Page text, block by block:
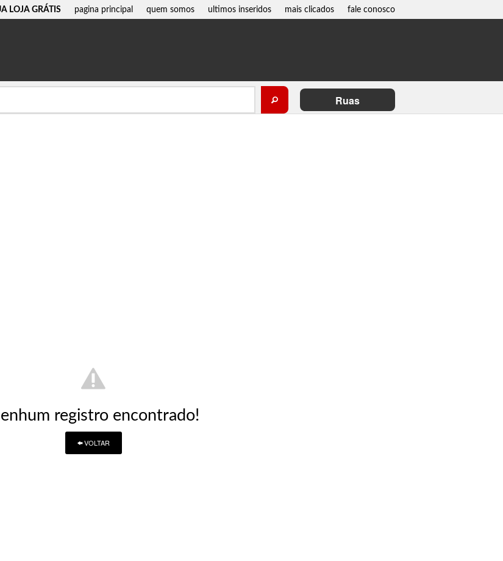
LOJA GRÁTIS pagina principal quem somos ultimos inseridos mais clicados fale conosco
Ruas
registro encontrado!
VOLTAR